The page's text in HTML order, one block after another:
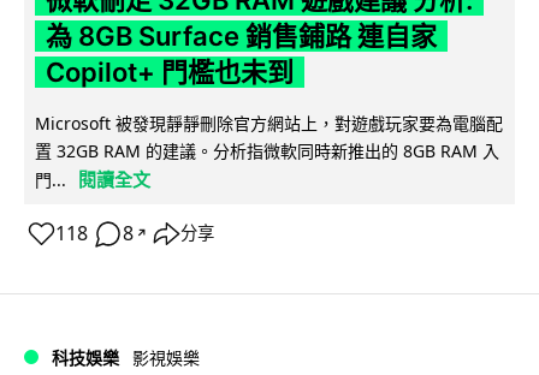
為 8GB Surface 銷售鋪路 連自家
Copilot+ 門檻也未到
Microsoft 被發現靜靜刪除官方網站上，對遊戲玩家要為電腦配
置 32GB RAM 的建議。分析指微軟同時新推出的 8GB RAM 入
門...
閱讀全文
118 8 ↗ 分享
科技娛樂 影視娛樂